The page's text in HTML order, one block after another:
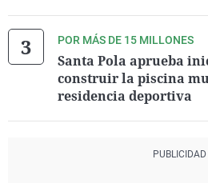
POR MÁS DE 15 MILLONES
Santa Pola aprueba
construir la piscina
residencia deportiva